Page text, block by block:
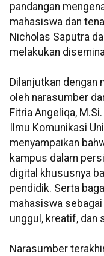
pandangan
mahasiswa dan
Nicholas Saputra
melakukan
Dilanjutkan dengan
oleh narasumber
Fitria Angeliqa,
Ilmu Komunikasi
menyampaikan
kampus dalam
digital khususnya
pendidik. Serta
mahasiswa
unggul, kreatif, dan
Narasumber